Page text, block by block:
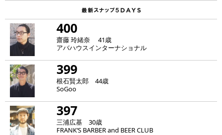
400
齋藤 玲緒奈 41歳
アバハウスインターナショナル
399
根石賢太郎 44歳
SoGoo
397
三浦広基 30歳
FRANK‘S BARBER and BEER CLUB